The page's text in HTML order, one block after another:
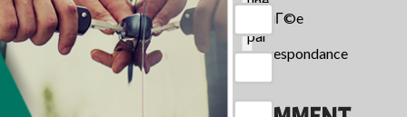
mariГ©e
par
correspondance